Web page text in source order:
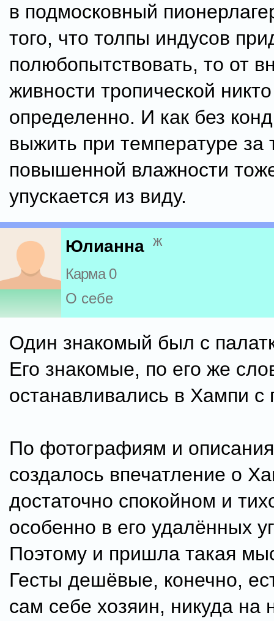
в подмосковный
того, что толпы индусов
полюбопытствовать, то от
живности тропической
определенно. И как без
выжить при температуре за
повышенной влажности
упускается из виду.
Юлианна ж
Карма 0
О себе
Один знакомый был с
Его знакомые, по его же
останавливались в Хампи с
По фотографиям и
создалось впечатление о
достаточно спокойном и
особенно в его удалённых
Поэтому и пришла такая
Гесты дешёвые, конечно,
сам себе хозяин, никуда на